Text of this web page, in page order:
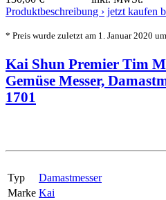
Produktbeschreibung › jetzt kaufen
* Preis wurde zuletzt am 1. Januar 2020
Kai Shun Premier Tim
Gemüse Messer,
1701
Typ
Damastmesser
Marke Kai